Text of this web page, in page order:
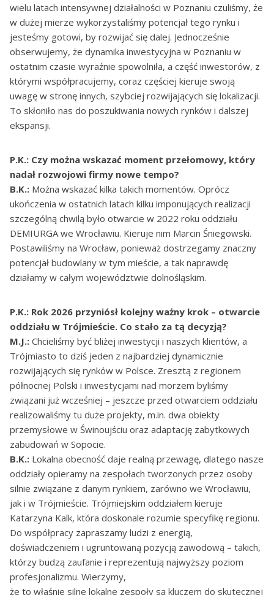
wielu latach intensywnej działalności w Poznaniu czuliśmy, że
w dużej mierze wykorzystaliśmy potencjał tego rynku i
jesteśmy gotowi, by rozwijać się dalej. Jednocześnie
obserwujemy, że dynamika inwestycyjna w Poznaniu w
ostatnim czasie wyraźnie spowolniła, a część inwestorów, z
którymi współpracujemy, coraz częściej kieruje swoją
uwagę w stronę innych, szybciej rozwijających się lokalizacji.
To skłoniło nas do poszukiwania nowych rynków i dalszej
ekspansji.
P.K.: Czy można wskazać moment przełomowy, który
nadał rozwojowi firmy nowe tempo?
B.K.: Można wskazać kilka takich momentów. Oprócz
ukończenia w ostatnich latach kilku imponujących realizacji
szczególną chwilą było otwarcie w 2022 roku oddziału
DEMIURGA we Wrocławiu. Kieruje nim Marcin Śniegowski.
Postawiliśmy na Wrocław, ponieważ dostrzegamy znaczny
potencjał budowlany w tym mieście, a tak naprawdę
działamy w całym województwie dolnośląskim.
P.K.: Rok 2026 przyniósł kolejny ważny krok – otwarcie
oddziału w Trójmieście. Co stało za tą decyzją?
M.J.: Chcieliśmy być bliżej inwestycji i naszych klientów, a
Trójmiasto to dziś jeden z najbardziej dynamicznie
rozwijających się rynków w Polsce. Zresztą z regionem
północnej Polski i inwestycjami nad morzem byliśmy
związani już wcześniej – jeszcze przed otwarciem oddziału
realizowaliśmy tu duże projekty, m.in. dwa obiekty
przemysłowe w Świnoujściu oraz adaptację zabytkowych
zabudowań w Sopocie.
B.K.: Lokalna obecność daje realną przewagę, dlatego nasze
oddziały opieramy na zespołach tworzonych przez osoby
silnie związane z danym rynkiem, zarówno we Wrocławiu,
jak i w Trójmieście. Trójmiejskim oddziałem kieruje
Katarzyna Kalk, która doskonale rozumie specyfikę regionu.
Do współpracy zapraszamy ludzi z energią,
doświadczeniem i ugruntowaną pozycją zawodową – takich,
którzy budzą zaufanie i reprezentują najwyższy poziom
profesjonalizmu. Wierzymy,
że to właśnie silne lokalne zespoły są kluczem do skutecznej